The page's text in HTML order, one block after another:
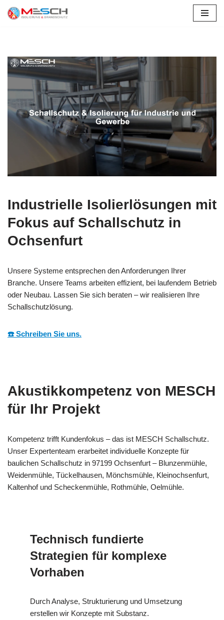
Industrielle Isolierlösungen mit
Fokus auf Schallschutz in
Ochsenfurt
Unsere Systeme entsprechen den Anforderungen Ihrer
Branche. Unsere Teams arbeiten effizient, bei laufendem Betrieb
oder Neubau. Lassen Sie sich beraten – wir realisieren Ihre
Schallschutzlösung.
☎️ Schreiben Sie uns.
Akustikkompetenz von MESCH
für Ihr Projekt
Kompetenz trifft Kundenfokus – das ist MESCH Schallschutz.
Unser Expertenteam erarbeitet individuelle Konzepte für
baulichen Schallschutz in 97199 Ochsenfurt – Blunzenmühle,
Weidenmühle, Tückelhausen, Mönchsmühle, Kleinochsenfurt,
Kaltenhof und Scheckenmühle, Rothmühle, Oelmühle.
Technisch fundierte
Strategien für komplexe
Vorhaben
Durch Analyse, Strukturierung und Umsetzung
erstellen wir Konzepte mit Substanz.